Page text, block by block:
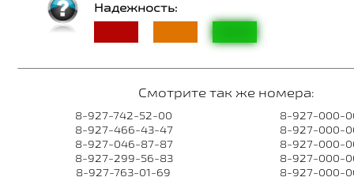
Надежность:
Смотрите так же номера:
8-927-742-52-00
8-927-466-43-47
8-927-046-87-87
8-927-299-56-83
8-927-763-01-69
8-927-000-
8-927-000-
8-927-000-
8-927-000-
8-927-000-